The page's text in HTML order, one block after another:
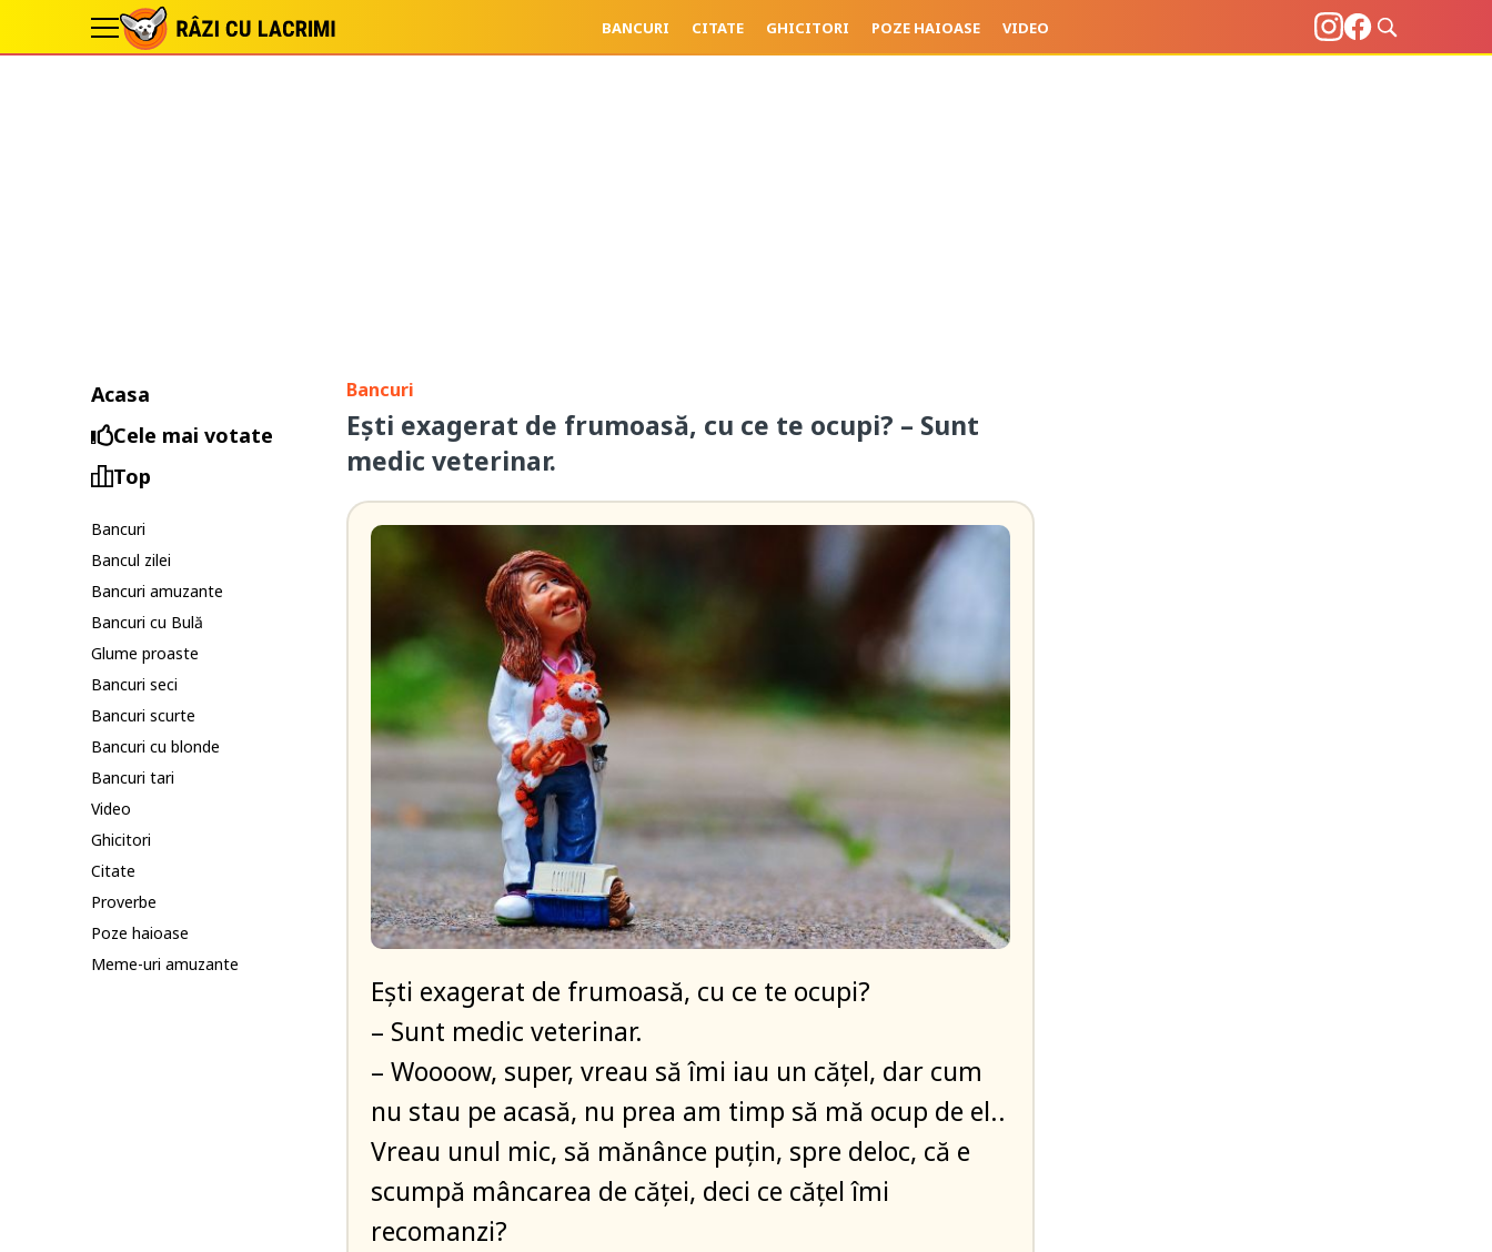
BANCURI CITATE GHICITORI POZE HAIOASE VIDEO
Acasa
Cele mai votate
Top
Bancuri
Bancul zilei
Bancuri amuzante
Bancuri cu Bulă
Glume proaste
Bancuri seci
Bancuri scurte
Bancuri cu blonde
Bancuri tari
Video
Ghicitori
Citate
Proverbe
Poze haioase
Meme-uri amuzante
Bancuri
Ești exagerat de frumoasă, cu ce te ocupi? – Sunt
medic veterinar.
Ești exagerat de frumoasă, cu ce te ocupi?
– Sunt medic veterinar.
– Woooow, super, vreau să îmi iau un cățel, dar cum
nu stau pe acasă, nu prea am timp să mă ocup de el..
Vreau unul mic, să mănânce puțin, spre deloc, că e
scumpă mâncarea de căței, deci ce cățel îmi
recomanzi?